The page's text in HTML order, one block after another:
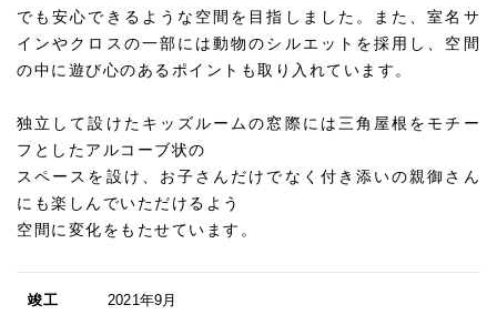
でも安心できるような空間を目指しました。また、室名サ
インやクロスの一部には動物のシルエットを採用し、空間
の中に遊び心のあるポイントも取り入れています。
独立して設けたキッズルームの窓際には三角屋根をモチー
フとしたアルコーブ状の
スペースを設け、お子さんだけでなく付き添いの親御さん
にも楽しんでいただけるよう
空間に変化をもたせています。
竣工 2021年9月